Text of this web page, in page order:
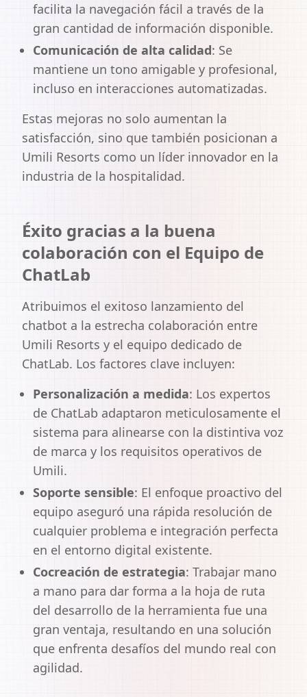
facilita la navegación fácil a través de la
gran cantidad de información disponible.
Comunicación de alta calidad: Se
mantiene un tono amigable y profesional,
incluso en interacciones automatizadas.
Estas mejoras no solo aumentan la
satisfacción, sino que también posicionan a
Umili Resorts como un líder innovador en la
industria de la hospitalidad.
Éxito gracias a la buena
colaboración con el Equipo de
ChatLab
Atribuimos el exitoso lanzamiento del
chatbot a la estrecha colaboración entre
Umili Resorts y el equipo dedicado de
ChatLab. Los factores clave incluyen:
Personalización a medida: Los expertos
de ChatLab adaptaron meticulosamente el
sistema para alinearse con la distintiva voz
de marca y los requisitos operativos de
Umili.
Soporte sensible: El enfoque proactivo del
equipo aseguró una rápida resolución de
cualquier problema e integración perfecta
en el entorno digital existente.
Cocreación de estrategia: Trabajar mano
a mano para dar forma a la hoja de ruta
del desarrollo de la herramienta fue una
gran ventaja, resultando en una solución
que enfrenta desafíos del mundo real con
agilidad.